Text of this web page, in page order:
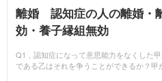
離婚 認知症の人の離婚・
効・養子縁組無効
Q1，認知症になって意思能力をなくした
である乙はそれを争うことができるか？甲